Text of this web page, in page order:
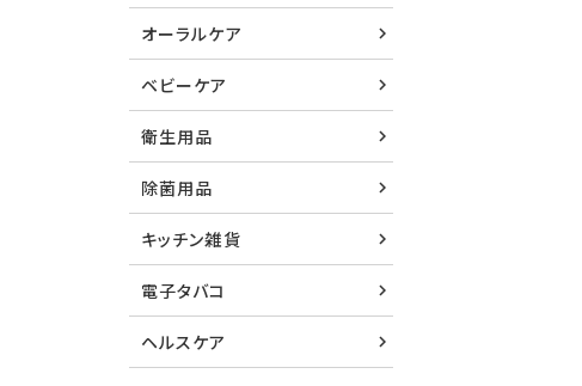
オーラルケア
ベビーケア
衛生用品
除菌用品
キッチン雑貨
電子タバコ
ヘルスケア